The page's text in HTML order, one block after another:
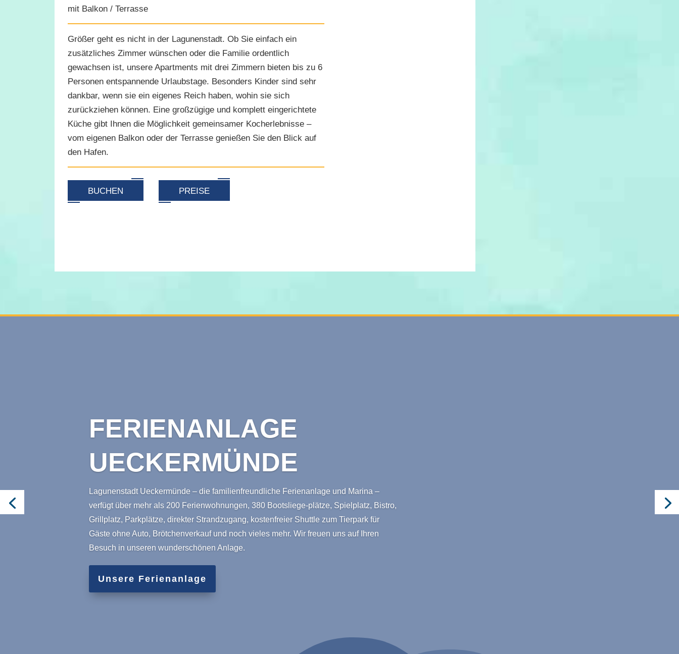
mit Balkon / Terrasse
Größer geht es nicht in der Lagunenstadt. Ob Sie einfach ein
zusätzliches Zimmer wünschen oder die Familie ordentlich
gewachsen ist, unsere Apartments mit drei Zimmern bieten bis zu 6
Personen entspannende Urlaubstage. Besonders Kinder sind sehr
dankbar, wenn sie ein eigenes Reich haben, wohin sie sich
zurückziehen können. Eine großzügige und komplett eingerichtete
Küche gibt Ihnen die Möglichkeit gemeinsamer Kocherlebnisse –
vom eigenen Balkon oder der Terrasse genießen Sie den Blick auf
den Hafen.
BUCHEN PREISE
FERIENANLAGE
UECKERMÜNDE
Lagunenstadt Ueckermünde – die familienfreundliche Ferienanlage und Marina –
verfügt über mehr als 200 Ferienwohnungen, 380 Bootsliege-plätze, Spielplatz, Bistro,
Grillplatz, Parkplätze, direkter Strandzugang, kostenfreier Shuttle zum Tierpark für
Gäste ohne Auto, Brötchenverkauf und noch vieles mehr. Wir freuen uns auf Ihren
Besuch in unseren wunderschönen Anlage.
Unsere Ferienanlage